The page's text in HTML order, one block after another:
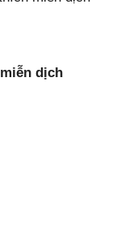
dịch